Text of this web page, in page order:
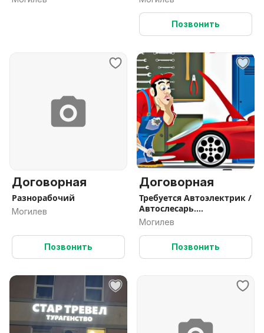
Позвонить
Договорная
Разнорабочий
Могилев
Позвонить
Договорная
Требуется Автоэлектрик /
Автослесарь.
Подработка.
Могилев
Позвонить